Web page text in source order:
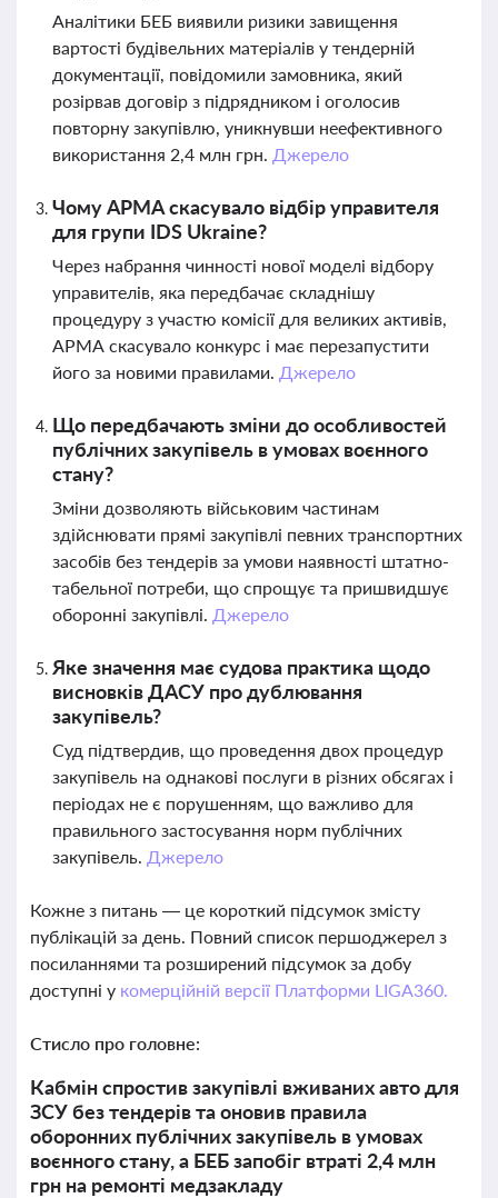
Аналітики БЕБ виявили ризики завищення
вартості будівельних матеріалів у тендерній
документації, повідомили замовника, який
розірвав договір з підрядником і оголосив
повторну закупівлю, уникнувши неефективного
використання 2,4 млн грн. Джерело
Чому АРМА скасувало відбір управителя
для групи IDS Ukraine?
Через набрання чинності нової моделі відбору
управителів, яка передбачає складнішу
процедуру з участю комісії для великих активів,
АРМА скасувало конкурс і має перезапустити
його за новими правилами. Джерело
Що передбачають зміни до особливостей
публічних закупівель в умовах воєнного
стану?
Зміни дозволяють військовим частинам
здійснювати прямі закупівлі певних транспортних
засобів без тендерів за умови наявності штатно-
табельної потреби, що спрощує та пришвидшує
оборонні закупівлі. Джерело
Яке значення має судова практика щодо
висновків ДАСУ про дублювання
закупівель?
Суд підтвердив, що проведення двох процедур
закупівель на однакові послуги в різних обсягах і
періодах не є порушенням, що важливо для
правильного застосування норм публічних
закупівель. Джерело
Кожне з питань — це короткий підсумок змісту
публікацій за день. Повний список першоджерел з
посиланнями та розширений підсумок за добу
доступні у комерційній версії Платформи LIGA360.
Стисло про головне:
Кабмін спростив закупівлі вживаних авто для
ЗСУ без тендерів та оновив правила
оборонних публічних закупівель в умовах
воєнного стану, а БЕБ запобіг втраті 2,4 млн
грн на ремонті медзакладу